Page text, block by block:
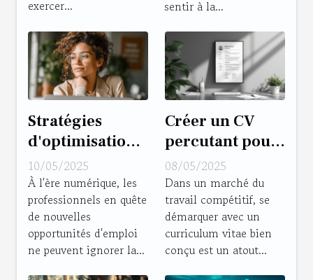
exercer... sentir à la...
Stratégies
d'optimisation
LinkedIn pour
les
professionnels
en quête
d'opportunités
d'emploi
10/05/2025
À l'ère numérique, les
professionnels en quête
de nouvelles
opportunités d'emploi
ne peuvent ignorer la...
Créer un CV
percutant pour
les postes en
gestion de
projet
08/05/2025
Dans un marché du
travail compétitif, se
démarquer avec un
curriculum vitae bien
conçu est un atout...